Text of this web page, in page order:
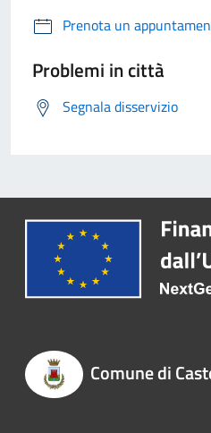
Prenota un
Problemi in città
Segnala disservizio
Comune di